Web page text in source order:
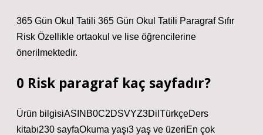
365 Gün Okul Tatili 365 Gün Okul Tatili Paragraf Sıfır
Risk Özellikle ortaokul ve lise öğrencilerine
önerilmektedir.
0 Risk paragraf kaç sayfadır?
Ürün bilgisiASIN‎B0C2DSVYZ3Dil‎TürkçeDers
kitabı‎230 sayfaOkuma yaşı‎3 yaş ve üzeriEn çok